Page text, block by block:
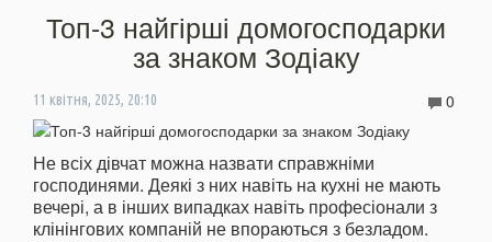
Топ-3 найгірші домогосподарки
за знаком Зодіаку
11 квітня, 2025, 20:10 0
Не всіх дівчат можна назвати справжніми
господинями. Деякі з них навіть на кухні не мають
вечері, а в інших випадках навіть професіонали з
клінінгових компаній не впораються з безладом.